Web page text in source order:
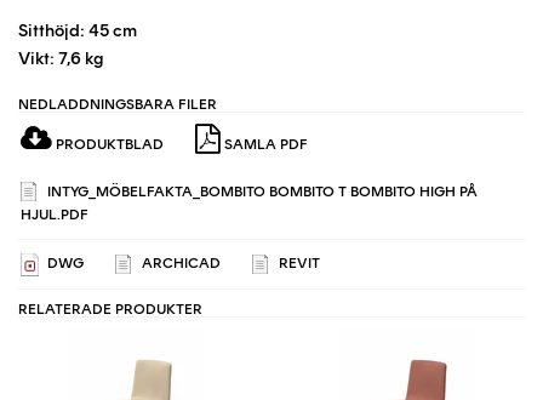
Sitthöjd: 45 cm
Vikt: 7,6 kg
NEDLADDNINGSBARA FILER
PRODUKTBLAD SAMLA PDF
INTYG_MÖBELFAKTA_BOMBITO BOMBITO T BOMBITO HIGH PÅ
HJUL.PDF
DWG ARCHICAD REVIT
RELATERADE PRODUKTER